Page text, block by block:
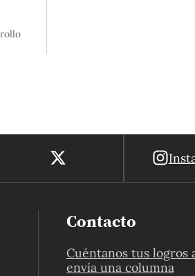
Contacto
Cuéntanos tus logros
envía una columna